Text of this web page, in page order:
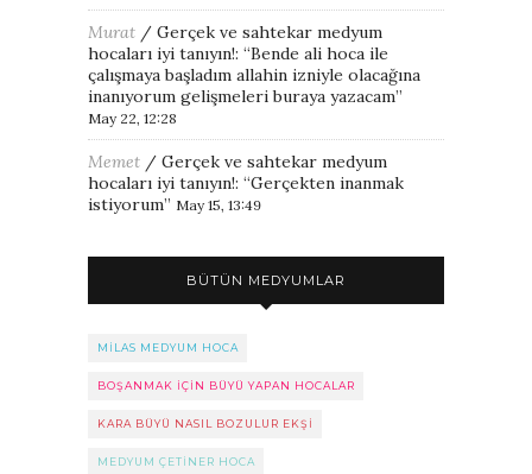
Murat / Gerçek ve sahtekar medyum
hocaları iyi tanıyın!: “Bende ali hoca ile
çalışmaya başladım allahin izniyle olacağına
inanıyorum gelişmeleri buraya yazacam”
May 22, 12:28
Memet / Gerçek ve sahtekar medyum
hocaları iyi tanıyın!: “Gerçekten inanmak
istiyorum” May 15, 13:49
BÜTÜN MEDYUMLAR
MILAS MEDYUM HOCA
BOŞANMAK IÇIN BÜYÜ YAPAN HOCALAR
KARA BÜYÜ NASIL BOZULUR EKŞI
MEDYUM ÇETINER HOCA